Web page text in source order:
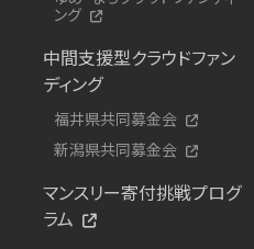
ング
中間支援型クラウドファン
ディング
福井県共同募金会
新潟県共同募金会
マンスリー寄付挑戦プログ
ラム